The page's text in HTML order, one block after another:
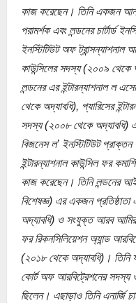
কাজ করেছেন। তিনি একজন
পরামর্শক এবং লন্ডনের চার্টার্ড
ইনস্টিটিউট অফ
কাউন্সিলের সদস্য (২০০৯ থেকে
লন্ডনের এর ইন্টারন্যাশনাল ল
থেকে অদ্যাবধি), প্যারিসের
সদস্য (২০০৮ থেকে অদ্যাবধি)
বিজনেস ল’ ইনস্টিটিউট
ইন্টারন্যাশনাল কাউন্সিল ফর
কাজ করেছেন। তিনি লন্ডনের
বিশেষজ্ঞ) এর একজন প্রতিষ্ঠাতা
অদ্যাবধি) ও সংযুক্ত আরব
ফর রিকনসিলিয়েশন অ্যান্ড
(২০১৮ থেকে অদ্যাবধি)। তিনি
কোর্ট অফ আরবিট্রেশনের
ছিলেন। এছাড়াও তিনি এনার্জি